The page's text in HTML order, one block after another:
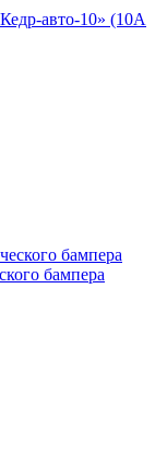
авто-10» (10A
бампера